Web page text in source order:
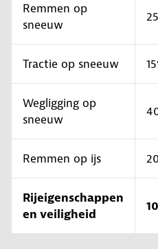
Remmen op
sneeuw
Tractie op sneeuw
Wegligging op
sneeuw
Remmen op ijs
Rijeigenschappen
en veiligheid